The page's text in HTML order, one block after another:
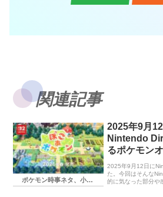
関連記事
ポケモン時事ネタ、小ネタ
2025年9月
Nintendo
るポケモン
ろと感想に
2025年9月12日に
た。今回はそんな
的に気なった部分や